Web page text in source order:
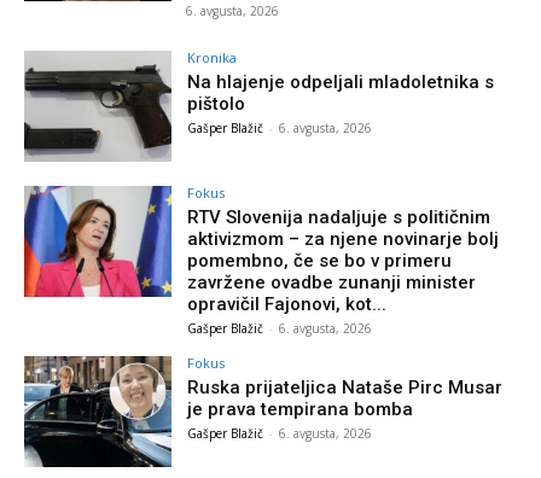
6. avgusta, 2026
Kronika
Na hlajenje odpeljali mladoletnika s
pištolo
Gašper Blažič - 6. avgusta, 2026
Fokus
RTV Slovenija nadaljuje s političnim
aktivizmom – za njene novinarje bolj
pomembno, če se bo v primeru
zavržene ovadbe zunanji minister
opravičil Fajonovi, kot...
Gašper Blažič - 6. avgusta, 2026
Fokus
Ruska prijateljica Nataše Pirc Musar
je prava tempirana bomba
Gašper Blažič - 6. avgusta, 2026